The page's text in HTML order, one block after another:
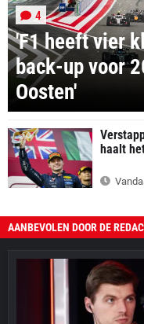
'F1 heeft vier
back-up voor
Oosten'
4
haalt
AANBEVOLEN DOOR DE